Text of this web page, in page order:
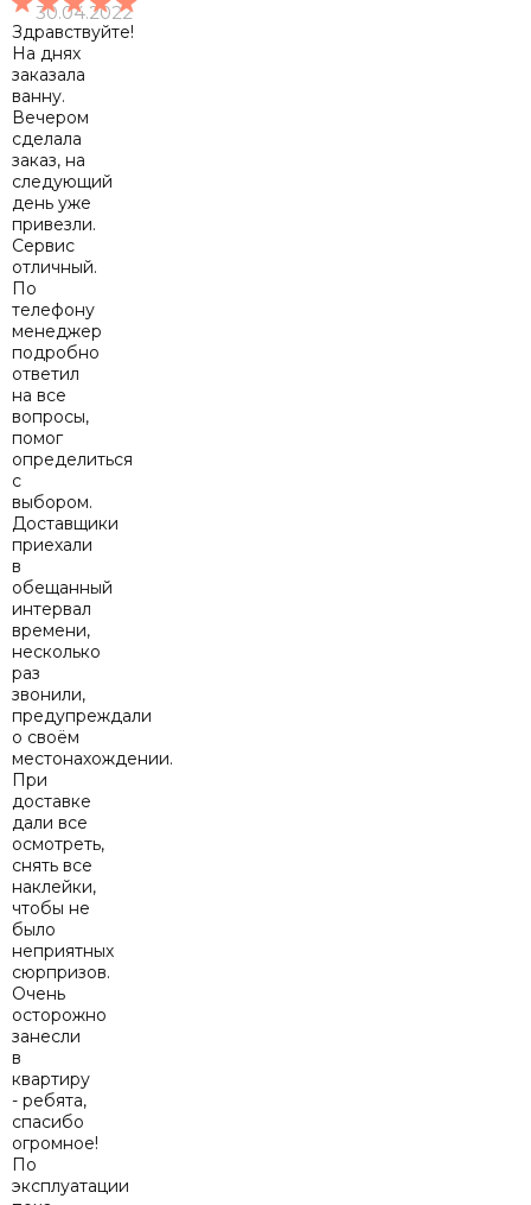
30.04.2022
Здравствуйте!
На днях
заказала
ванну.
Вечером
сделала
заказ, на
следующий
день уже
привезли.
Сервис
отличный.
По
телефону
менеджер
подробно
ответил
на все
вопросы,
помог
определиться
с
выбором.
Доставщики
приехали
в
обещанный
интервал
времени,
несколько
раз
звонили,
предупреждали
о своём
местонахождении.
При
доставке
дали все
осмотреть,
снять все
наклейки,
чтобы не
было
неприятных
сюрпризов.
Очень
осторожно
занесли
в
квартиру
- ребята,
спасибо
огромное!
По
эксплуатации